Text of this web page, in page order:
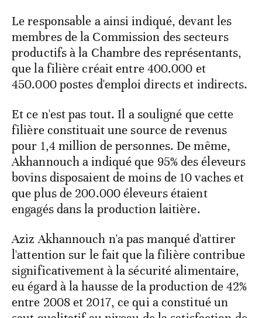
Le responsable a ainsi indiqué, devant les
membres de la Commission des secteurs
productifs à la Chambre des représentants,
que la filière créait entre 400.000 et
450.000 postes d'emploi directs et indirects.
Et ce n'est pas tout. Il a souligné que cette
filière constituait une source de revenus
pour 1,4 million de personnes. De même,
Akhannouch a indiqué que 95% des éleveurs
bovins disposaient de moins de 10 vaches et
que plus de 200.000 éleveurs étaient
engagés dans la production laitière.
Aziz Akhannouch n'a pas manqué d'attirer
l'attention sur le fait que la filière contribue
significativement à la sécurité alimentaire,
eu égard à la hausse de la production de 42%
entre 2008 et 2017, ce qui a constitué un